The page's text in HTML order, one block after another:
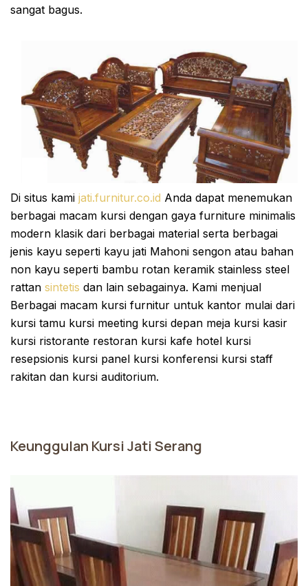
sangat bagus.
Di situs kami jati.furnitur.co.id Anda dapat menemukan
berbagai macam kursi dengan gaya furniture minimalis
modern klasik dari berbagai material serta berbagai
jenis kayu seperti kayu jati Mahoni sengon atau bahan
non kayu seperti bambu rotan keramik stainless steel
rattan sintetis dan lain sebagainya. Kami menjual
Berbagai macam kursi furnitur untuk kantor mulai dari
kursi tamu kursi meeting kursi depan meja kursi kasir
kursi ristorante restoran kursi kafe hotel kursi
resepsionis kursi panel kursi konferensi kursi staff
rakitan dan kursi auditorium.
Keunggulan Kursi Jati Serang